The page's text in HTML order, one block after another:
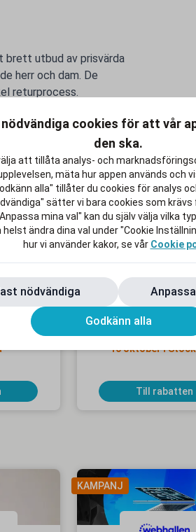
brett utbud av prisvärda
herr och dam. De
returprocess.
lite rikare.
15 % alumnirabatt på
10 oktober i
Till rabatten
KAMPANJ
nödvändiga cookies för att vår
den ska.
att tillåta analys- och
mäta hur appen används och
alla" tillåter du cookies för analys
sätter vi bara cookies som
mina val" kan du själv välja vilka
helst ändra dina val under "Cookie
hur vi använder kakor, se vår Cookie
nödvändiga
Godkänn alla